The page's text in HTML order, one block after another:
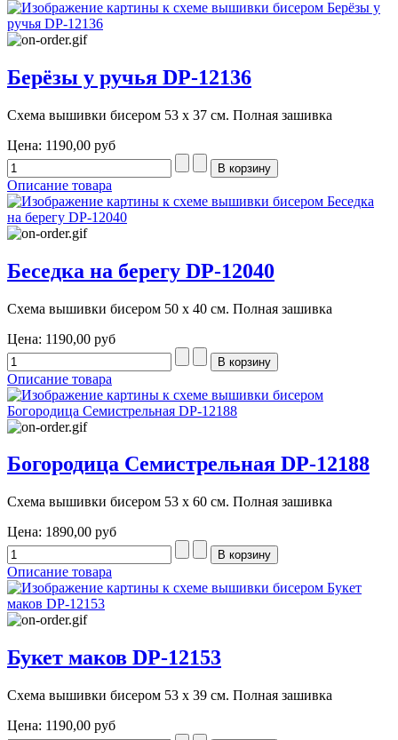
Берёзы у ручья DP-12136
Схема вышивки бисером 53 х 37 см. Полная зашивка
Цена: 1190,00 руб
Описание товара
Беседка на берегу DP-12040
Схема вышивки бисером 50 х 40 см. Полная зашивка
Цена: 1190,00 руб
Описание товара
Богородица Семистрельная DP-12188
Схема вышивки бисером 53 х 60 см. Полная зашивка
Цена: 1890,00 руб
Описание товара
Букет маков DP-12153
Схема вышивки бисером 53 х 39 см. Полная зашивка
Цена: 1190,00 руб